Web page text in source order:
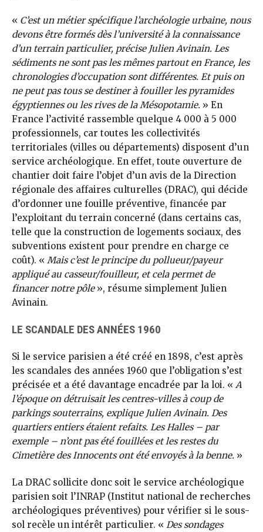
« C’est un métier spécifique l’archéologie urbaine, nous
devons être formés dès l’université à la connaissance
d’un terrain particulier, précise Julien Avinain. Les
sédiments ne sont pas les mêmes partout en France, les
chronologies d’occupation sont différentes. Et puis on
ne peut pas tous se destiner à fouiller les pyramides
égyptiennes ou les rives de la Mésopotamie. » En
France l’activité rassemble quelque 4 000 à 5 000
professionnels, car toutes les collectivités
territoriales (villes ou départements) disposent d’un
service archéologique. En effet, toute ouverture de
chantier doit faire l’objet d’un avis de la Direction
régionale des affaires culturelles (DRAC), qui décide
d’ordonner une fouille préventive, financée par
l’exploitant du terrain concerné (dans certains cas,
telle que la construction de logements sociaux, des
subventions existent pour prendre en charge ce
coût). « Mais c’est le principe du pollueur/payeur
appliqué au casseur/fouilleur, et cela permet de
financer notre pôle», résume simplement Julien
Avinain.
LE SCANDALE DES ANNÉES 1960
Si le service parisien a été créé en 1898, c’est après
les scandales des années 1960 que l’obligation s’est
précisée et a été davantage encadrée par la loi. « A
l’époque on détruisait les centres-villes à coup de
parkings souterrains, explique Julien Avinain. Des
quartiers entiers étaient refaits. Les Halles – par
exemple – n’ont pas été fouillées et les restes du
Cimetière des Innocents ont été envoyés à la benne. »
La DRAC sollicite donc soit le service archéologique
parisien soit l’INRAP (Institut national de recherches
archéologiques préventives) pour vérifier si le sous-
sol recèle un intérêt particulier. « Des sondages